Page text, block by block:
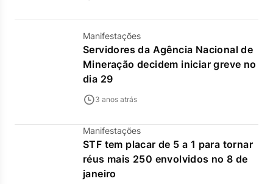
Manifestações
Servidores da Agência Nacional de
Mineração decidem iniciar greve no
dia 29
3 anos atrás
Manifestações
STF tem placar de 5 a 1 para tornar
réus mais 250 envolvidos no 8 de
janeiro